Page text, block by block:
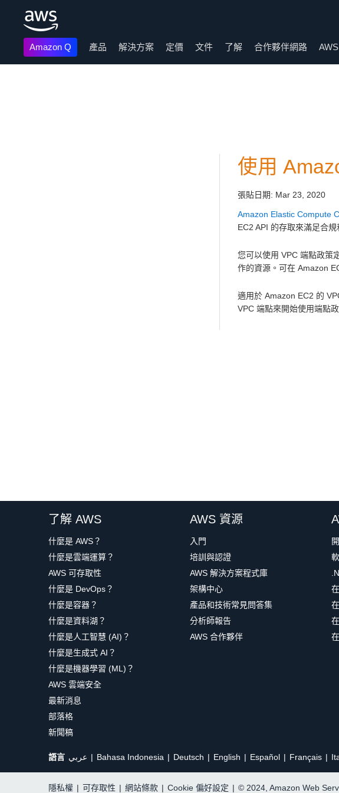
Amazon Q 產品 解決方案 定價 文件 了解 合作夥伴網路
使用
張貼日期: Mar 23, 2020
Amazon Elastic Compute
EC2 API 的存取來滿足合規
您可以使用 VPC 端點政策
作的資源。可在 Amazon
適用於 Amazon EC2 的
VPC 端點來開始使用端點
了解 AWS
什麼是 AWS？
什麼是雲端運算？
AWS 可存取性
什麼是 DevOps？
什麼是容器？
什麼是資料湖？
什麼是人工智慧 (AI)？
什麼是生成式 AI？
什麼是機器學習 (ML)？
AWS 雲端安全
最新消息
部落格
新聞稿
AWS 資源
入門
培訓與認證
AWS 解決方案程式庫
架構中心
產品和技術常見問答集
分析師報告
AWS 合作夥伴
語言 عربي Bahasa Indonesia Deutsch English Español Français
隱私權 | 可存取性 | 網站條款 | Cookie 偏好設定 | © 2024, Amazon Web